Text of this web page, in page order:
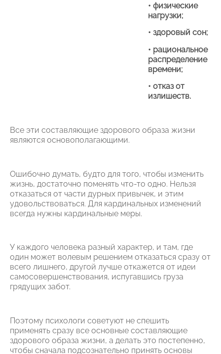
• физические
нагрузки;
• здоровый сон;
• рациональное
распределение
времени;
• отказ от
излишеств.
Все эти составляющие здорового образа жизни
являются основополагающими.
Ошибочно думать, будто для того, чтобы изменить
жизнь, достаточно поменять что-то одно. Нельзя
отказаться от части дурных привычек, и этим
удовольствоваться. Для кардинальных изменений
всегда нужны кардинальные меры.
У каждого человека разный характер, и там, где
один может волевым решением отказаться сразу от
всего лишнего, другой лучше откажется от идеи
самосовершенствования, испугавшись груза
грядущих забот.
Поэтому психологи советуют не спешить
применять сразу все основные составляющие
здорового образа жизни, а делать это постепенно,
чтобы сначала подсознательно принять основы